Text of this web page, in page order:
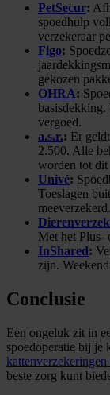
PetSecur:
spoedhulp
verzekeraar
Figo:
gekozen
OHRA:
basisdekking.
vergoed.
a.s.r.: Er
2.500. Alle
worden tot dit
Univé:
Toeslagen
meeverzekerd.
Met het Plus-
InShared:
zijn.
Conclusie
Een ongeluk zit in
spoedoperatie bij je
beste zorg kunt